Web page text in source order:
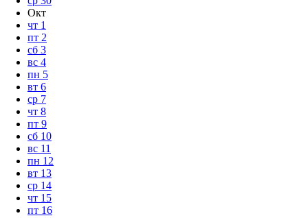
Окт
чт 1
пт 2
сб 3
вс 4
пн 5
вт 6
ср 7
чт 8
пт 9
сб 10
вс 11
пн 12
вт 13
ср 14
чт 15
пт 16